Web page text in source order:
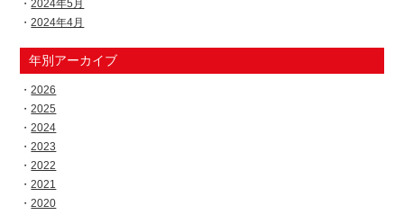
2024年5月
2024年4月
年別アーカイブ
2026
2025
2024
2023
2022
2021
2020